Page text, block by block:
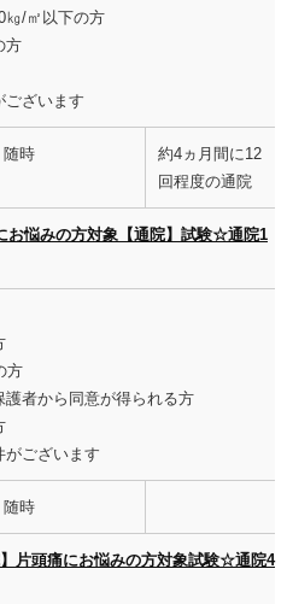
㎏/㎡以下の方
方
ざいます
随時
約4ヵ月間に12
回程度の通院
悩みの方対象【通院】試験☆通院1
方
護者から同意が得られる方
ございます
随時
片頭痛にお悩みの方対象試験☆通院4